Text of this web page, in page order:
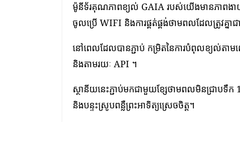
ម៉ូនីទ័រគុណភាពខ្យល់ GAIA របស់យើងមានភាពងាយ
ចូលប្រើ WIFI និងការផ្គត់ផ្គង់ថាមពលដែលត្រូវគ្ន
នៅពេលដែលបានភ្ជាប់ កម្រិតនៃការបំពុលខ្យល់តាម
និងតាមរយៈ API ។
ស្ថានីយនេះភ្ជាប់មកជាមួយខ្សែថាមពលមិនជ្រាបទឹក
និងបន្ទះស្រូបពន្លឺព្រះអាទិត្យស្រេចចិត្ត។